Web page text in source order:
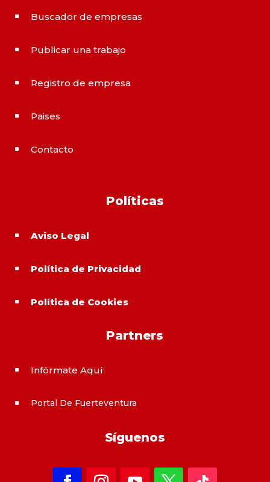
^ Buscador de empresas
^ Publicar una trabajo
^ Registro de empresa
^ Paises
^ Contacto
Políticas
^ Aviso Legal
^ Política de Privacidad
^ Política de Cookies
Partners
^ Infórmate Aquí
^ Portal De Fuerteventura
Síguenos